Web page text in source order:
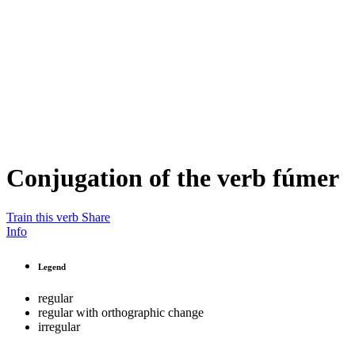
Conjugation of the verb fúmer
Train this verb Share
Info
Legend
regular
regular with orthographic change
irregular